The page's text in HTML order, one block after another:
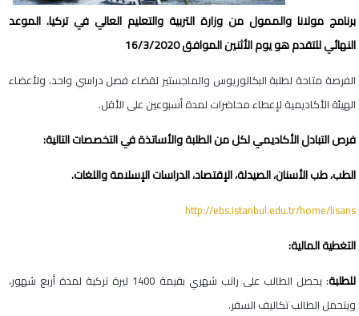
برنامج مولانا والممول من وزارة التربية والتعليم العالي في تركيا. الموعد
النهائي للتقدم هو يوم الأثنين الموافق 16/3/2020
الفرصة متاحة لطلبة البكالوريوس والماجستير لقضاء فصل دراسي واحد، ولأعضاء
الهيئة الأكاديمية لإعطاء محاضرات لمدة أسبوعين على الأقل.
فرص التبادل الأكاديمي لكل من الطلبة والأساتذة في التخصصات التالية:
الطب، طب الأسنان، الصيدلة، الإقتصاد، الدراسات الإسلامة واللغات.
http://ebs.istanbul.edu.tr/home/lisans
التغطية المالية:
للطلبة
: يحصل الطالب على راتب شهري بقيمة 1400 ليرة تركية لمدة أربع شهور،
ويتحمل الطالب تكاليف السفر.